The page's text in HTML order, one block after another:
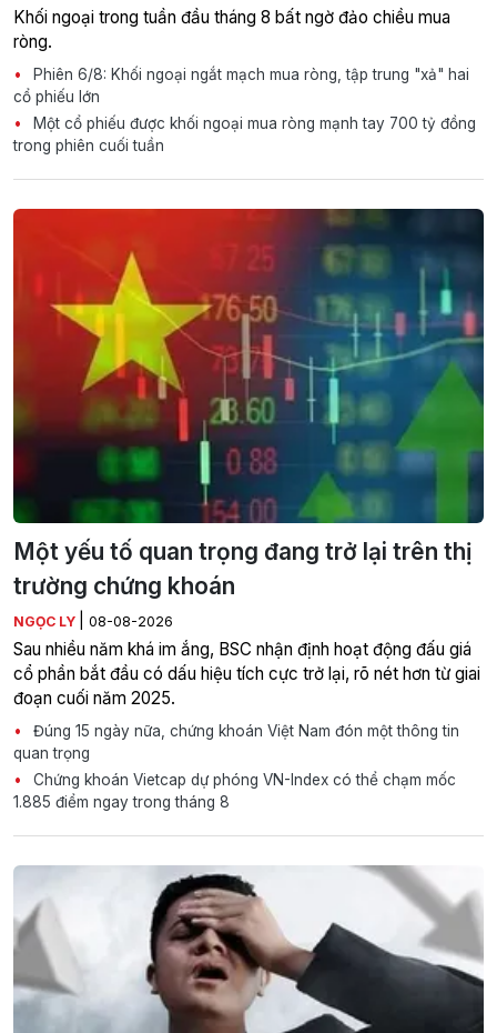
Khối ngoại trong tuần đầu tháng 8 bất ngờ đảo chiều mua
ròng.
Phiên 6/8: Khối ngoại ngắt mạch mua ròng, tập trung "xả" hai
cổ phiếu lớn
Một cổ phiếu được khối ngoại mua ròng mạnh tay 700 tỷ đồng
trong phiên cuối tuần
Một yếu tố quan trọng đang trở lại trên thị
trường chứng khoán
NGỌC LY 08-08-2026
Sau nhiều năm khá im ắng, BSC nhận định hoạt động đấu giá
cổ phần bắt đầu có dấu hiệu tích cực trở lại, rõ nét hơn từ giai
đoạn cuối năm 2025.
Đúng 15 ngày nữa, chứng khoán Việt Nam đón một thông tin
quan trọng
Chứng khoán Vietcap dự phóng VN-Index có thể chạm mốc
1.885 điểm ngay trong tháng 8